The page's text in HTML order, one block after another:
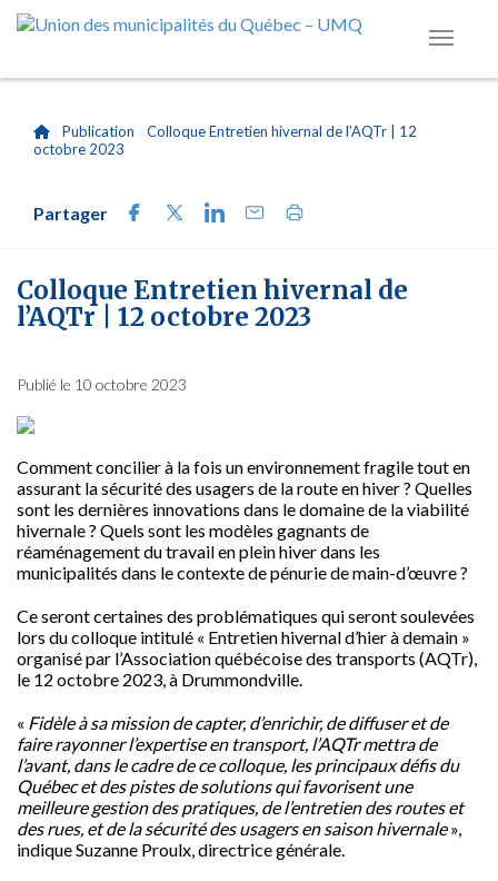
Publication
Colloque Entretien hivernal de l’AQTr | 12
octobre 2023
Partager
Colloque Entretien hivernal de
l’AQTr | 12 octobre 2023
Publié le 10 octobre 2023
Comment concilier à la fois un environnement fragile tout en
assurant la sécurité des usagers de la route en hiver ? Quelles
sont les dernières innovations dans le domaine de la viabilité
hivernale ? Quels sont les modèles gagnants de
réaménagement du travail en plein hiver dans les
municipalités dans le contexte de pénurie de main-d’œuvre ?
Ce seront certaines des problématiques qui seront soulevées
lors du colloque intitulé « Entretien hivernal d’hier à demain »
organisé par l’Association québécoise des transports (AQTr),
le 12 octobre 2023, à Drummondville.
« Fidèle à sa mission de capter, d’enrichir, de diffuser et de
faire rayonner l’expertise en transport, l’AQTr mettra de
l’avant, dans le cadre de ce colloque, les principaux défis du
Québec et des pistes de solutions qui favorisent une
meilleure gestion des pratiques, de l’entretien des routes et
des rues, et de la sécurité des usagers en saison hivernale»,
indiqueSuzanne Proulx, directrice générale.